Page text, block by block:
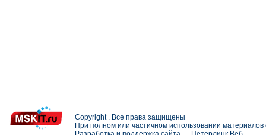
Copyright . Все права защищены
При полном или частичном использовании